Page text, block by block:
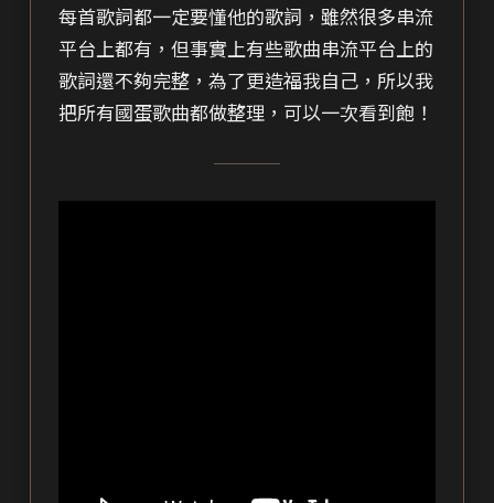
每首歌詞都一定要懂他的歌詞，雖然很多串流
平台上都有，但事實上有些歌曲串流平台上的
歌詞還不夠完整，為了更造福我自己，所以我
把所有國蛋歌曲都做整理，可以一次看到飽！